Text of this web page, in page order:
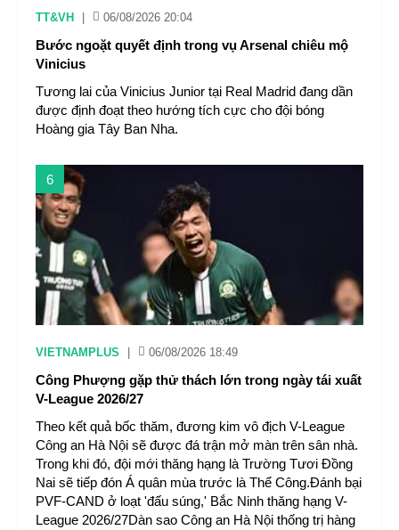
TT&VH 06/08/2026 20:04
Bước ngoặt quyết định trong vụ Arsenal chiêu mộ
Vinicius
Tương lai của Vinicius Junior tại Real Madrid đang dần
được định đoạt theo hướng tích cực cho đội bóng
Hoàng gia Tây Ban Nha.
6
VIETNAMPLUS 06/08/2026 18:49
Công Phượng gặp thử thách lớn trong ngày tái xuất
V-League 2026/27
Theo kết quả bốc thăm, đương kim vô địch V-League
Công an Hà Nội sẽ được đá trận mở màn trên sân nhà.
Trong khi đó, đội mới thăng hạng là Trường Tươi Đồng
Nai sẽ tiếp đón Á quân mùa trước là Thể Công.Đánh bại
PVF-CAND ở loạt 'đấu súng,' Bắc Ninh thăng hạng V-
League 2026/27Dàn sao Công an Hà Nội thống trị hàng